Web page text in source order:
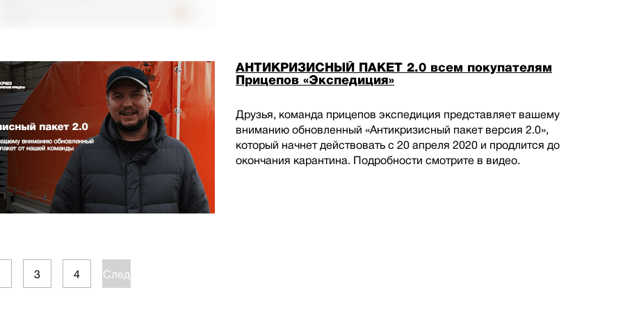
АНТИКРИЗИСНЫЙ ПАКЕТ 2.0 всем покупателям
Прицепов «Экспедиция»
Друзья, команда прицепов экспедиция представляет вашему
вниманию обновленный «Антикризисный пакет версия 2.0»,
который начнет действовать с 20 апреля 2020 и продлится до
окончания карантина. Подробности смотрите в видео.
3 4 След.